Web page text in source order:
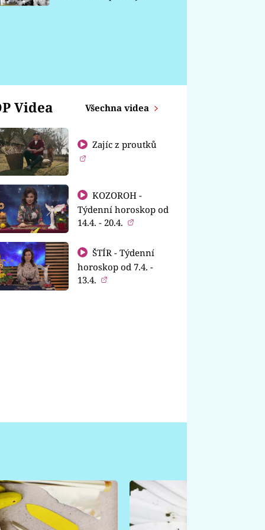
Videa Všechna videa
Zajíc z proutků
KOZOROH -
Týdenní horoskop od
14.4. - 20.4.
ŠTÍR - Týdenní
horoskop od 7.4. -
13.4.